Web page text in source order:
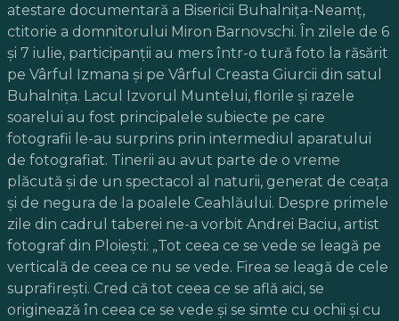
atestare documentară a Bisericii Buhalniţa-Neamţ,
ctitorie a domnitorului Miron Barnovschi. În zilele de 6
şi 7 iulie, participanţii au mers într-o tură foto la răsărit
pe Vârful Izmana şi pe Vârful Creasta Giurcii din satul
Buhalniţa. Lacul Izvorul Muntelui, florile şi razele
soarelui au fost principalele subiecte pe care
fotografii le-au surprins prin intermediul aparatului
de fotografiat. Tinerii au avut parte de o vreme
plăcută şi de un spectacol al naturii, generat de ceaţa
şi de negura de la poalele Ceahlăului. Despre primele
zile din cadrul taberei ne-a vorbit Andrei Baciu, artist
fotograf din Ploieşti: „Tot ceea ce se vede se leagă pe
verticală de ceea ce nu se vede. Firea se leagă de cele
suprafireşti. Cred că tot ceea ce se află aici, se
originează în ceea ce se vede şi se simte cu ochii şi cu